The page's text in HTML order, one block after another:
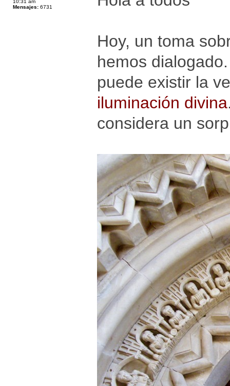
10:31 am
Mensajes: 6731
Hoy, un toma
hemos
puede existir la
iluminación divina
considera un